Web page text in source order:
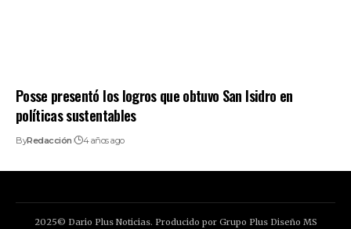
Posse presentó los logros que obtuvo San Isidro en
políticas sustentables
ByRedacción 4 años ago
2025© Dario Plus Noticias. Producido por Grupo Plus Diseño MS